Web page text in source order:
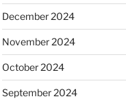
December 2024
November 2024
October 2024
September 2024